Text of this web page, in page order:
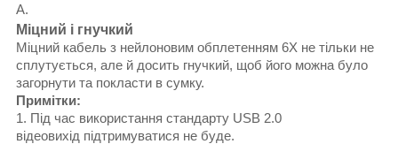
А.
Міцний і гнучкий
Міцний кабель з нейлоновим обплетенням 6X не тільки не
сплутується, але й досить гнучкий, щоб його можна було
загорнути та покласти в сумку.
Примітки:
1. Під час використання стандарту USB 2.0
відеовихід підтримуватися не буде.